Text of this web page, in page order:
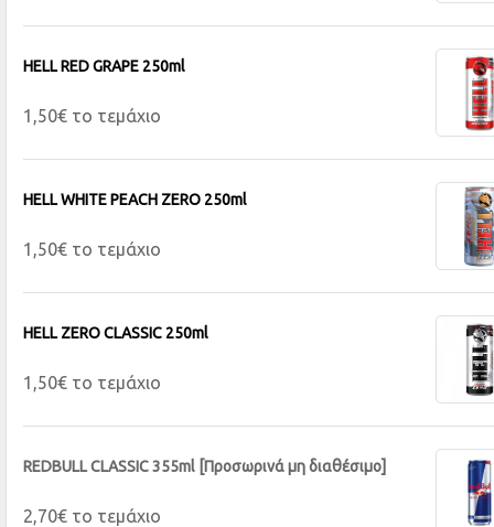
HELL RED GRAPE 250ml
1,50€ το τεμάχιο
HELL WHITE PEACH ZERO 250ml
1,50€ το τεμάχιο
HELL ZERO CLASSIC 250ml
1,50€ το τεμάχιο
REDBULL CLASSIC 355ml [Προσωρινά μη διαθέσιμο]
2,70€ το τεμάχιο